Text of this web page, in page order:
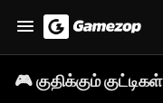
🎮குதிக்கும் குட்டிகள்